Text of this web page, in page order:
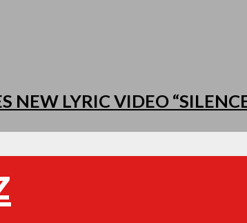
NEW LYRIC VIDEO